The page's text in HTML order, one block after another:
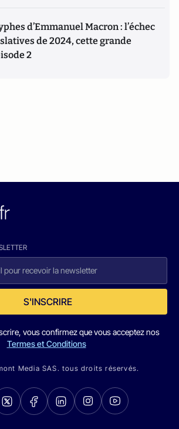
d’Emmanuel Macron : l’échec
de 2024, cette grande
2
S'INSCRIRE
vous confirmez que vous acceptez nos
Termes et Conditions
Media SAS. tous droits réservés.